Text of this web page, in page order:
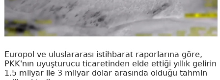
Europol ve uluslararası istihbarat raporlarına göre,
PKK'nın uyuşturucu ticaretinden elde ettiği yıllık gelirin
1.5 milyar ile 3 milyar dolar arasında olduğu tahmin